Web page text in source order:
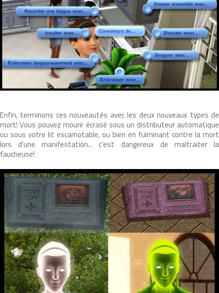
Enfin, terminons ces nouveautés avec les deux nouveaux types de
mort! Vous pouvez mourir écrasé sous un distributeur automatique
ou sous votre lit escamotable, ou bien en fulminant contre la mort
lors d'une manifestation... c'est dangereux de maltraiter la
faucheuse!